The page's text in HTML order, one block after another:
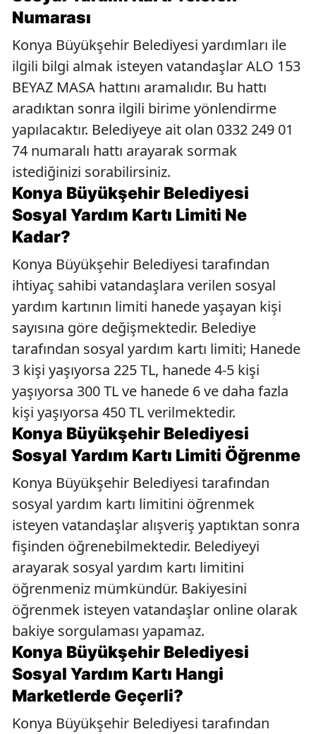
Numarası
Konya Büyükşehir Belediyesi yardımları ile
ilgili bilgi almak isteyen vatandaşlar ALO 153
BEYAZ MASA hattını aramalıdır. Bu hattı
aradıktan sonra ilgili birime yönlendirme
yapılacaktır. Belediyeye ait olan 0332 249 01
74 numaralı hattı arayarak sormak
istediğinizi sorabilirsiniz.
Konya Büyükşehir Belediyesi
Sosyal Yardım Kartı Limiti Ne
Kadar?
Konya Büyükşehir Belediyesi tarafından
ihtiyaç sahibi vatandaşlara verilen sosyal
yardım kartının limiti hanede yaşayan kişi
sayısına göre değişmektedir. Belediye
tarafından sosyal yardım kartı limiti; Hanede
3 kişi yaşıyorsa 225 TL, hanede 4-5 kişi
yaşıyorsa 300 TL ve hanede 6 ve daha fazla
kişi yaşıyorsa 450 TL verilmektedir.
Konya Büyükşehir Belediyesi
Sosyal Yardım Kartı Limiti Öğrenme
Konya Büyükşehir Belediyesi tarafından
sosyal yardım kartı limitini öğrenmek
isteyen vatandaşlar alışveriş yaptıktan sonra
fişinden öğrenebilmektedir. Belediyeyi
arayarak sosyal yardım kartı limitini
öğrenmeniz mümkündür. Bakiyesini
öğrenmek isteyen vatandaşlar online olarak
bakiye sorgulaması yapamaz.
Konya Büyükşehir Belediyesi
Sosyal Yardım Kartı Hangi
Marketlerde Geçerli?
Konya Büyükşehir Belediyesi tarafından